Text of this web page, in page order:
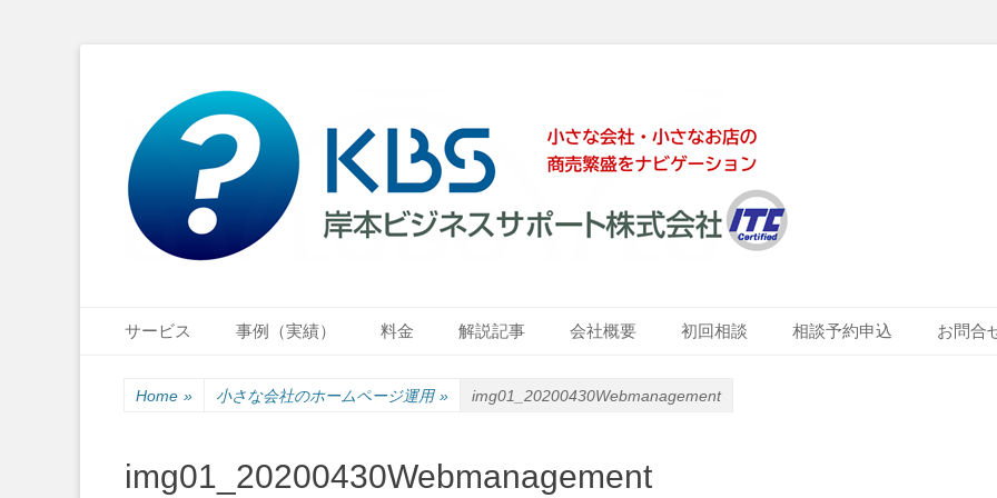
岸本ビジネスサポート株式会社
小さな会社・小さなお店のIT経営をナビゲーション
Primary Menu
サービス 事例（実績） 料金 解説記事 会社概要 初回相談 相談予約申込 お問合
Home » 小さな会社のホームページ運用 » img01_20200430Webmanagement
img01_20200430Webmanagement